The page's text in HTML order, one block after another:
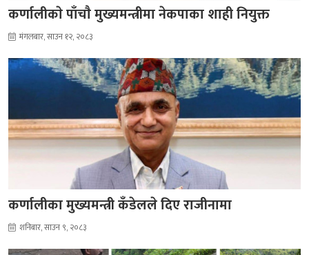
कर्णालीकाे पाँचाै मुख्यमन्त्रीमा नेकपाका शाही नियुक्त
मंगलबार, साउन १२, २०८३
कर्णालीका मुख्यमन्त्री कँडेलले दिए राजीनामा
शनिबार, साउन ९, २०८३